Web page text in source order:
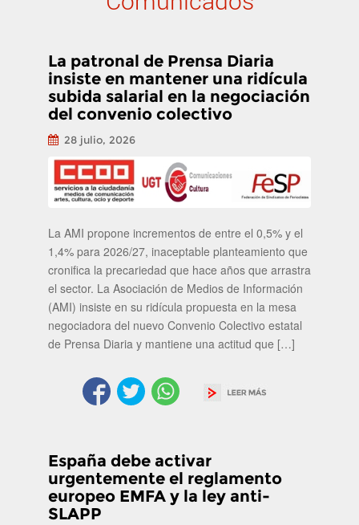
La patronal de Prensa Diaria
insiste en mantener una ridícula
subida salarial en la negociación
del convenio colectivo
28 julio, 2026
La AMI propone incrementos de entre el 0,5% y el
1,4% para 2026/27, inaceptable planteamiento que
cronifica la precariedad que hace años que arrastra
el sector. La Asociación de Medios de Información
(AMI) insiste en su ridícula propuesta en la mesa
negociadora del nuevo Convenio Colectivo estatal
de Prensa Diaria y mantiene una actitud que […]
España debe activar
urgentemente el reglamento
europeo EMFA y la ley anti-
SLAPP